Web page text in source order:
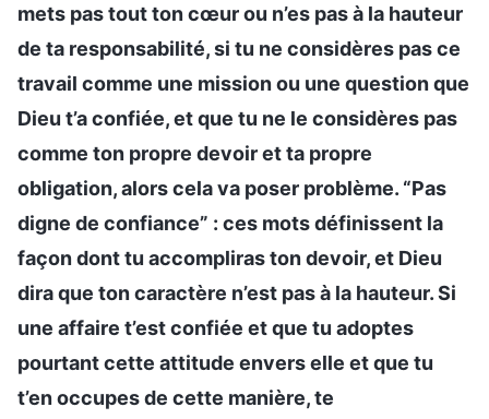
mets pas tout ton cœur ou n’es pas à la hauteur
de ta responsabilité, si tu ne considères pas ce
travail comme une mission ou une question que
Dieu t’a confiée, et que tu ne le considères pas
comme ton propre devoir et ta propre
obligation, alors cela va poser problème. “Pas
digne de confiance” : ces mots définissent la
façon dont tu accompliras ton devoir, et Dieu
dira que ton caractère n’est pas à la hauteur. Si
une affaire t’est confiée et que tu adoptes
pourtant cette attitude envers elle et que tu
t’en occupes de cette manière, te